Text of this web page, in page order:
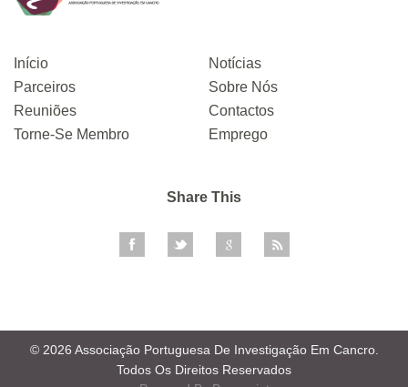
Início
Notícias
Parceiros
Sobre Nós
Reuniões
Contactos
Torne-Se Membro
Emprego
Share This
© 2026 Associação Portuguesa De Investigação Em Cancro.
Todos Os Direitos Reservados